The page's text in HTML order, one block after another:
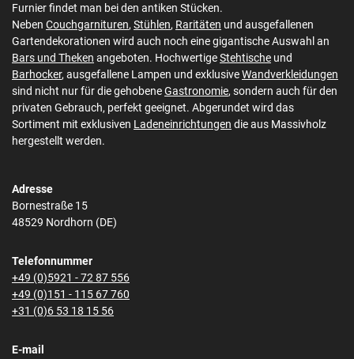
Furnier findet man bei den antiken Stücken.
Neben Couchgarnituren, Stühlen, Raritäten und ausgefallenen
Gartendekorationen wird auch noch eine gigantische Auswahl an
Bars und Theken angeboten. HochwertigeStehtische und
Barhocker, ausgefallene Lampen und exklusiveWandverkleidungen
sind nicht nur für die gehobeneGastronomie, sondern auch für den
privaten Gebrauch, perfekt geeignet. Abgerundet wird das
Sortiment mit exklusiven Ladeneinrichtungen die aus Massivholz
hergestellt werden.
Adresse
Bornestraße 15
48529 Nordhorn (DE)
Telefonnummer
+49 (0)5921 - 72 87 556
+49 (0)151 - 115 67 760
+31 (0)6 53 18 15 56
E-mail